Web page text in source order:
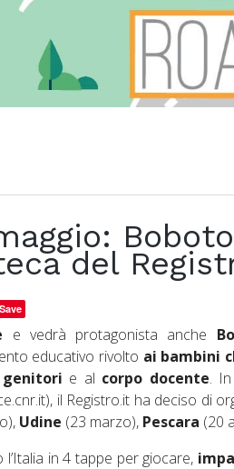
del
Save
e vedrà protagonista anche
educativo rivolto ai bambini
genitori e al corpo docente.
il Registro.it ha deciso di
Udine (23 marzo), Pescara (20
l’Italia in 4 tappe per giocare,